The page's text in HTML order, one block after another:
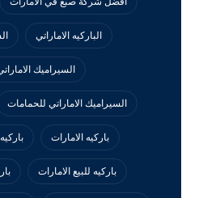
الباركيه الاماراتي
السيراميك
السيراميك الاماراتي للحمامات
باركيه الامارات
باركيه للبيع الامارات